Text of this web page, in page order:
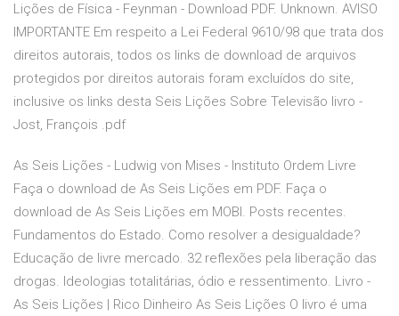
Lições de Física - Feynman - Download PDF. Unknown. AVISO
IMPORTANTE Em respeito a Lei Federal 9610/98 que trata dos
direitos autorais, todos os links de download de arquivos
protegidos por direitos autorais foram excluídos do site,
inclusive os links desta Seis Lições Sobre Televisão livro -
Jost, François .pdf
As Seis Lições - Ludwig von Mises - Instituto Ordem Livre
Faça o download de As Seis Lições em PDF. Faça o
download de As Seis Lições em MOBI. Posts recentes.
Fundamentos do Estado. Como resolver a desigualdade?
Educação de livre mercado. 32 reflexões pela liberação das
drogas. Ideologias totalitárias, ódio e ressentimento. Livro -
As Seis Lições | Rico Dinheiro As Seis Lições O livro é uma